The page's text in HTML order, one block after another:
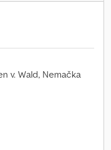
v. Wald, Nemačka